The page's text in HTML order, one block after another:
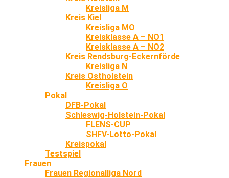
Kreisliga M
Kreis Kiel
Kreisliga MO
Kreisklasse A – NO1
Kreisklasse A – NO2
Kreis Rendsburg-Eckernförde
Kreisliga N
Kreis Ostholstein
Kreisliga O
Pokal
DFB-Pokal
Schleswig-Holstein-Pokal
FLENS-CUP
SHFV-Lotto-Pokal
Kreispokal
Testspiel
Frauen
Frauen Regionalliga Nord